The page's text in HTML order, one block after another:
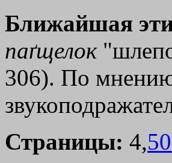
Ближайшая
паґщелок
306). По
Страницы: 4,